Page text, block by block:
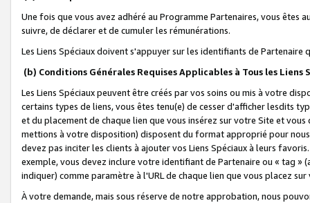
Une fois que vous avez adhéré au Programme Partenaires, vous êtes
suivre, de déclarer et de cumuler les rémunérations.
Les Liens Spéciaux doivent s'appuyer sur les identifiants de Partenaire
(b) Conditions Générales Requises Applicables à Tous les Liens
Les Liens Spéciaux peuvent être créés par vos soins ou mis à votre
certains types de liens, vous êtes tenu(e) de cesser d'afficher lesdits
et du placement de chaque lien que vous insérez sur votre Site et
mettions à votre disposition) disposent du format approprié pour
devez pas inciter les clients à ajouter vos Liens Spéciaux à leurs
exemple, vous devez inclure votre identifiant de Partenaire ou « tag
indiquer) comme paramètre à l'URL de chaque lien que vous placez
À votre demande, mais sous réserve de notre approbation, nous